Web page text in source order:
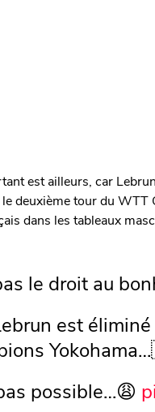
est ailleurs, car
deuxième tour du WTT
dans les tableaux
le droit au
est
possible…😩